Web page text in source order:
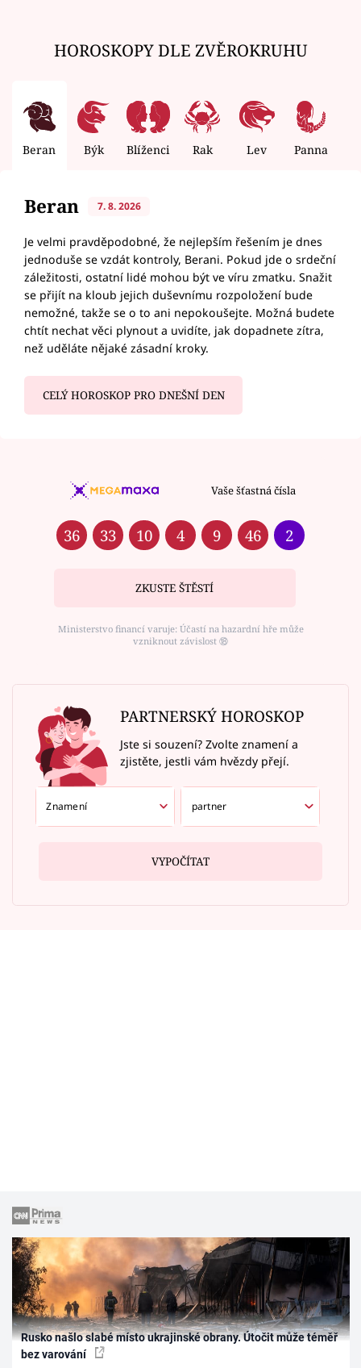
HOROSKOPY DLE ZVĚROKRUHU
Beran Býk Blíženci Rak Lev Panna
Beran 7. 8. 2026
Je velmi pravděpodobné, že nejlepším řešením je dnes
jednoduše se vzdát kontroly, Berani. Pokud jde o srdeční
záležitosti, ostatní lidé mohou být ve víru zmatku. Snažit
se přijít na kloub jejich duševnímu rozpoložení bude
nemožné, takže se o to ani nepokoušejte. Možná budete
chtít nechat věci plynout a uvidíte, jak dopadnete zítra,
než uděláte nějaké zásadní kroky.
CELÝ HOROSKOP PRO DNEŠNÍ DEN
Vaše šťastná čísla
36 33 10 4 9 46 2
ZKUSTE ŠTĚSTÍ
Ministerstvo financí varuje: Účastí na hazardní hře může
vzniknout závislost ⑱
PARTNERSKÝ HOROSKOP
Jste si souzení? Zvolte znamení a
zjistěte, jestli vám hvězdy přejí.
VYPOČÍTAT
Rusko našlo slabé místo ukrajinské obrany. Útočit může téměř
bez varování